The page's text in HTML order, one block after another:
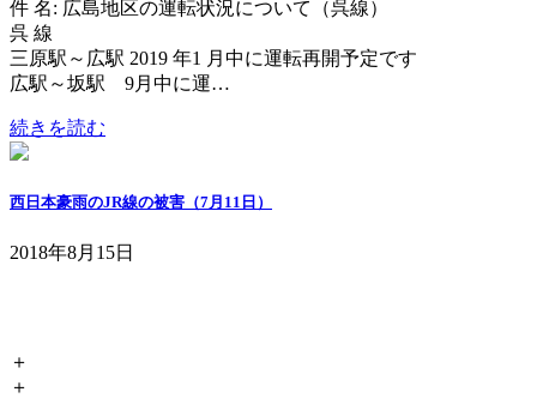
件 名: 広島地区の運転状況について（呉線）
呉 線
三原駅～広駅 2019 年1 月中に運転再開予定です
広駅～坂駅 9月中に運…
続きを読む
西日本豪雨のJR線の被害（7月11日）
2018年8月15日
＋
＋